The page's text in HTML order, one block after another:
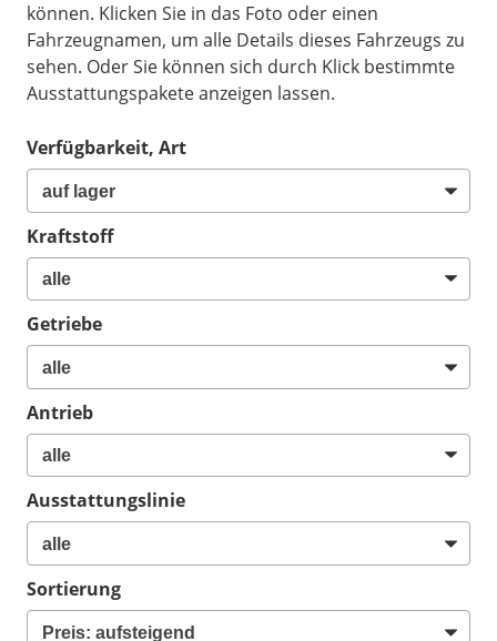
können. Klicken Sie in das Foto oder einen
Fahrzeugnamen, um alle Details dieses Fahrzeugs zu
sehen. Oder Sie können sich durch Klick bestimmte
Ausstattungspakete anzeigen lassen.
Verfügbarkeit, Art
Kraftstoff
Getriebe
Antrieb
Ausstattungslinie
Sortierung